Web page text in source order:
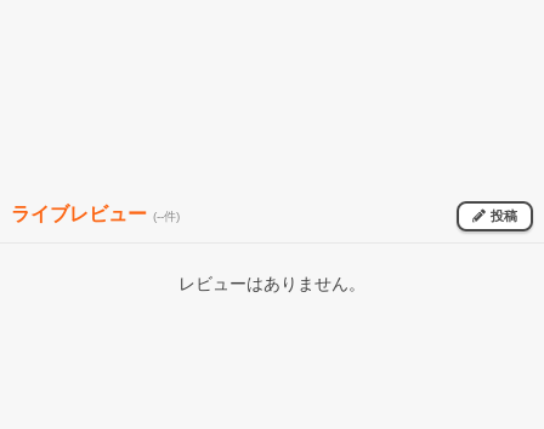
ライブレビュー (--件) 投稿
レビューはありません。